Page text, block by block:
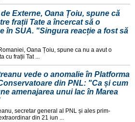
Externe, Oana Țoiu, spune că
frații Tate a încercat să o
în SUA. "Singura reacție a fost să
Oana Țoiu, spune ca nu a avut o
cu frații Tat ...
vede o anomalie în Platforma
din PNL: "Ca și cum
amenajarea unui lac în Marea
secretar general al PNL și ales prim-
din 21 iun ...